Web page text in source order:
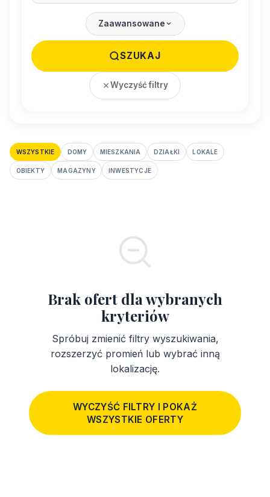
Zaawansowane
SZUKAJ
Wyczyść filtry
WSZYSTKIE DOMY MIESZKANIA DZIAŁKI LOKALE
OBIEKTY MAGAZYNY INWESTYCJE
Brak ofert dla wybranych
kryteriów
Spróbuj zmienić filtry wyszukiwania,
rozszerzyć promień lub wybrać inną
lokalizację.
WYCZYŚĆ FILTRY I POKAŻ
WSZYSTKIE OFERTY